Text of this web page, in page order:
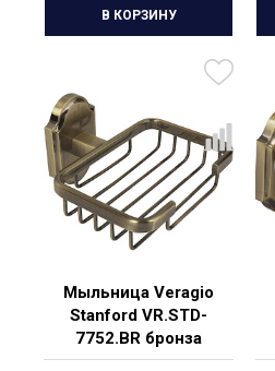
В КОРЗИНУ
Мыльница Veragio
Stanford VR.STD-
7752.BR бронза